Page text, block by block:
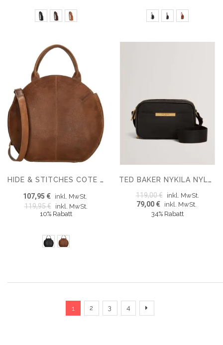
HIDE & STITCHES COTE D AZUR HANDBAG
107,95 € inkl. MwSt.
119,95 €
inkl. MwSt.
10% Rabatt
TED BAKER NYKILA NYLON SMALL CROSSBODY BAG
119,00 € inkl. MwSt.
79,00 € inkl. MwSt.
34% Rabatt
Seite
Sie lesen gerade die Seite
1 2 3 4